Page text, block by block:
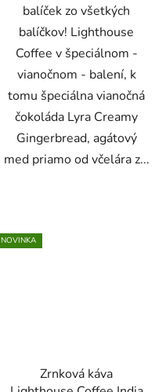
balíček zo všetkých
balíčkov! Lighthouse
Coffee v špeciálnom -
vianočnom - balení, k
tomu špeciálna vianočná
čokoláda Lyra Creamy
Gingerbread, agátový
med priamo od včelára z...
NOVINKA
Zrnková káva